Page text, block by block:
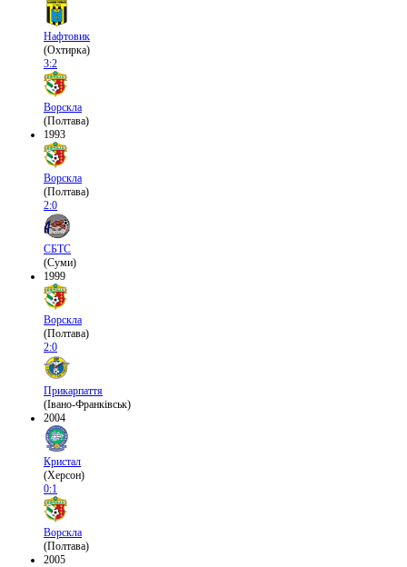
Нафтовик
(Охтирка)
3:2
Ворскла
(Полтава)
1993
Ворскла
(Полтава)
2:0
СБТС
(Суми)
1999
Ворскла
(Полтава)
2:0
Прикарпаття
(Івано-Франківськ)
2004
Кристал
(Херсон)
0:1
Ворскла
(Полтава)
2005